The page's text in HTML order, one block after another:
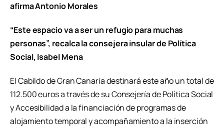
afirma Antonio Morales
“Este espacio va a ser un refugio para muchas
personas”, recalca la consejera insular de Política
Social, Isabel Mena
El Cabildo de Gran Canaria destinará este año un total de
112.500 euros a través de su Consejería de Política Social
y Accesibilidad a la financiación de programas de
alojamiento temporal y acompañamiento a la inserción